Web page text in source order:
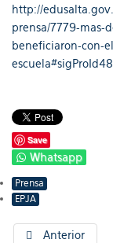
http://
prensa/7779-mas-
beneficiaron-con-
Save
Whatsapp
Prensa
EPJA
Anterior